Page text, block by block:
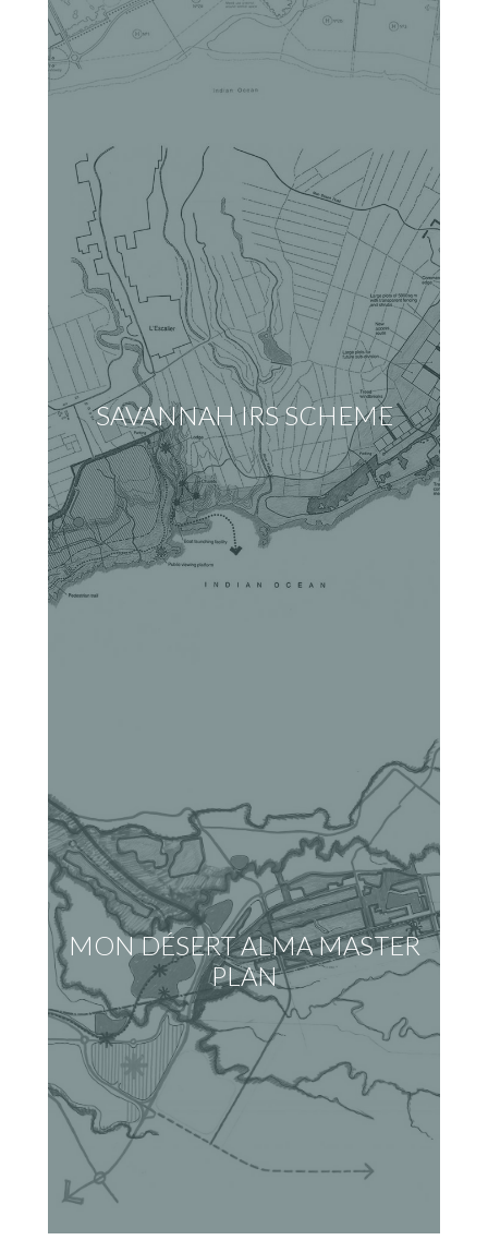
SAVANNAH IRS SCHEME
MON DÉSERT ALMA MASTER
PLAN